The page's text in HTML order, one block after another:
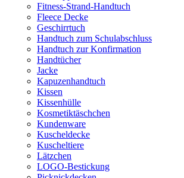
Fitness-Strand-Handtuch
Fleece Decke
Geschirrtuch
Handtuch zum Schulabschluss
Handtuch zur Konfirmation
Handtücher
Jacke
Kapuzenhandtuch
Kissen
Kissenhülle
Kosmetiktäschchen
Kundenware
Kuscheldecke
Kuscheltiere
Lätzchen
LOGO-Bestickung